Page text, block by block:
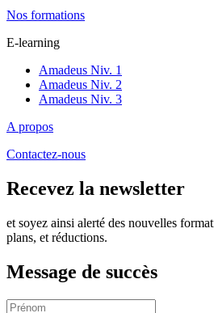
Nos formations
E-learning
Amadeus Niv. 1
Amadeus Niv. 2
Amadeus Niv. 3
A propos
Contactez-nous
Recevez la newsletter
et soyez ainsi alerté des nouvelles
plans, et réductions.
Message de succès